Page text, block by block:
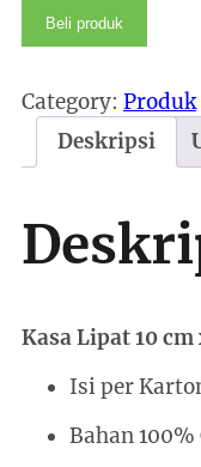
Beli produk
Category: Produk
Deskripsi
Kasa Lipat 10 cm
Isi per
Bahan